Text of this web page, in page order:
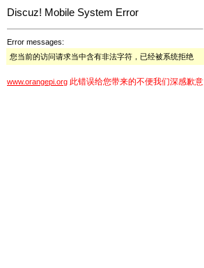
Discuz! Mobile System Error
Error messages:
您当前的访问请求当中含有非法字符，已经被系统拒绝
www.orangepi.org 此错误给您带来的不便我们深感歉意